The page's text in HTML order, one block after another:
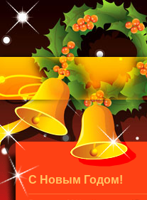
С Новым Годом!